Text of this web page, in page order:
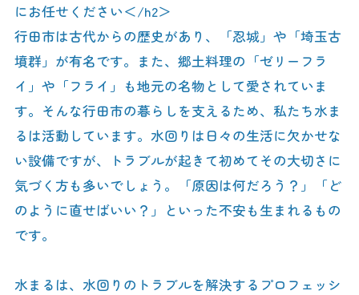
にお任せください＜/h2＞
行田市は古代からの歴史があり、「忍城」や「埼玉古
墳群」が有名です。また、郷土料理の「ゼリーフラ
イ」や「フライ」も地元の名物として愛されていま
す。そんな行田市の暮らしを支えるため、私たち水ま
るは活動しています。水回りは日々の生活に欠かせな
い設備ですが、トラブルが起きて初めてその大切さに
気づく方も多いでしょう。「原因は何だろう？」「ど
のように直せばいい？」といった不安も生まれるもの
です。
水まるは、水回りのトラブルを解決するプロフェッシ